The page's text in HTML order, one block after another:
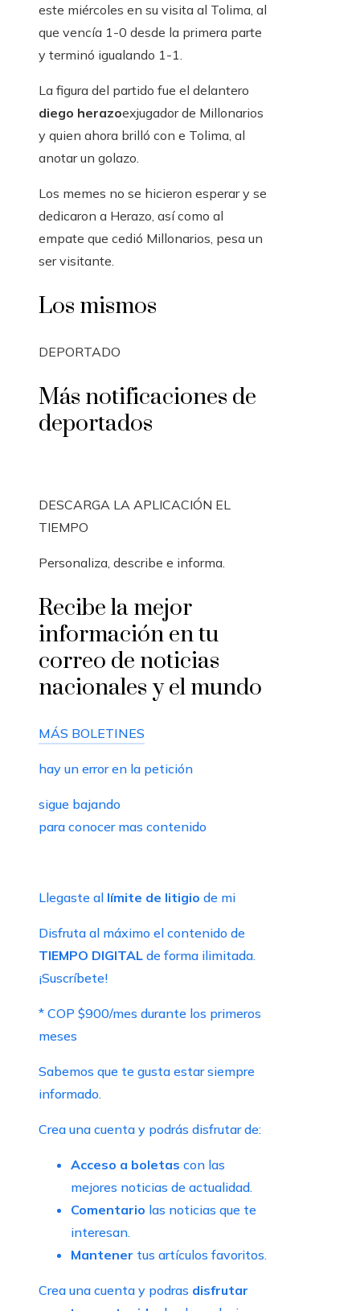
este miércoles en su visita al Tolima, al
que vencía 1-0 desde la primera parte
y terminó igualando 1-1.
La figura del partido fue el delantero
diego herazoexjugador de Millonarios
y quien ahora brilló con e Tolima, al
anotar un golazo.
Los memes no se hicieron esperar y se
dedicaron a Herazo, así como al
empate que cedió Millonarios, pesa un
ser visitante.
Los mismos
DEPORTADO
Más notificaciones de
deportados
DESCARGA LA APLICACIÓN EL
TIEMPO
Personaliza, describe e informa.
Recibe la mejor
información en tu
correo de noticias
nacionales y el mundo
MÁS BOLETINES
hay un error en la petición
sigue bajando
para conocer mas contenido
Llegaste al límite de litigio de mi
Disfruta al máximo el contenido de
TIEMPO DIGITAL de forma ilimitada.
¡Suscríbete!
* COP $900/mes durante los primeros
meses
Sabemos que te gusta estar siempre
informado.
Crea una cuenta y podrás disfrutar de:
Acceso a boletas con las
mejores noticias de actualidad.
Comentario las noticias que te
interesan.
Mantener tus artículos favoritos.
Crea una cuenta y podras disfrutar